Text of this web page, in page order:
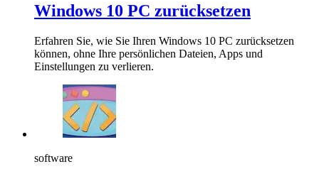
Windows 10 PC zurücksetzen
Erfahren Sie, wie Sie Ihren Windows 10 PC zurücksetzen
können, ohne Ihre persönlichen Dateien, Apps und
Einstellungen zu verlieren.
software